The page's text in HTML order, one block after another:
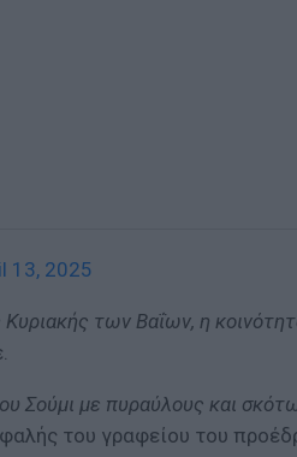
13, 2025
των Βαΐων, η
Σούμι με πυραύλους και
του γραφείου του